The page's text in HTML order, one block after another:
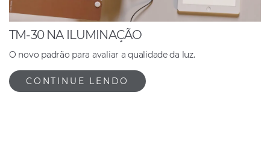
TM-30 NA ILUMINAÇÃO
O novo padrão para avaliar a qualidade da luz.
CONTINUE LENDO